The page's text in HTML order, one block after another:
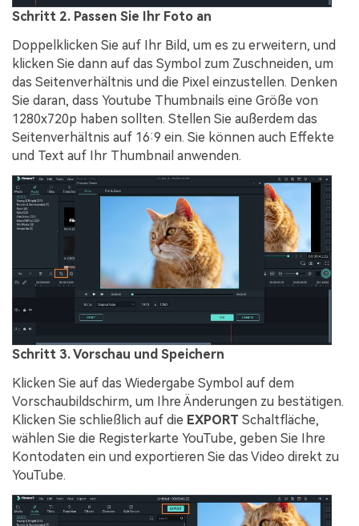
Schritt 2. Passen Sie Ihr Foto an
Doppelklicken Sie auf Ihr Bild, um es zu erweitern, und
klicken Sie dann auf das Symbol zum Zuschneiden, um
das Seitenverhältnis und die Pixel einzustellen. Denken
Sie daran, dass Youtube Thumbnails eine Größe von
1280x720p haben sollten. Stellen Sie außerdem das
Seitenverhältnis auf 16:9 ein. Sie können auch Effekte
und Text auf Ihr Thumbnail anwenden.
Schritt 3. Vorschau und Speichern
Klicken Sie auf das Wiedergabe Symbol auf dem
Vorschaubildschirm, um Ihre Änderungen zu bestätigen.
Klicken Sie schließlich auf die EXPORT Schaltfläche,
wählen Sie die Registerkarte YouTube, geben Sie Ihre
Kontodaten ein und exportieren Sie das Video direkt zu
YouTube.